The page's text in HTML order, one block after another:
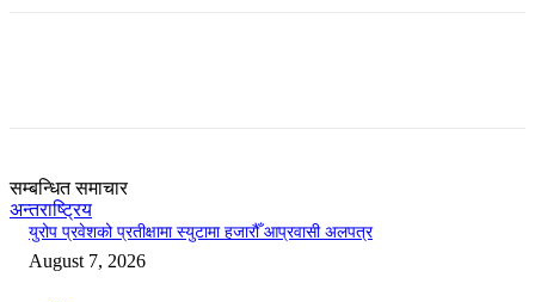
सम्बन्धित समाचार
अन्तराष्ट्रिय
युरोप प्रवेशको प्रतीक्षामा स्युटामा हजारौँ आप्रवासी अलपत्र
August 7, 2026